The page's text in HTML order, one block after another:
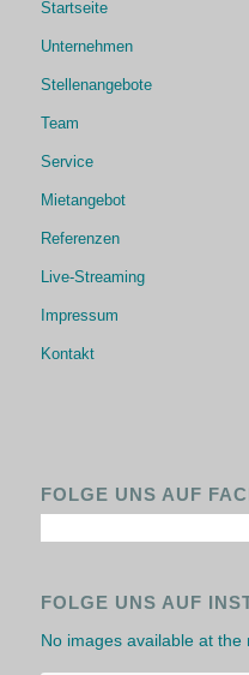
Startseite
Unternehmen
Stellenangebote
Team
Service
Mietangebot
Referenzen
Live-Streaming
Impressum
Kontakt
FOLGE UNS AUF
FOLGE UNS AUF
No images available at the